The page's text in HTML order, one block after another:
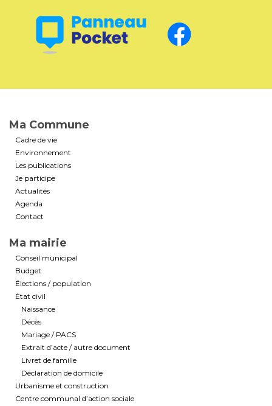
Ma Commune
Cadre de vie
Environnement
Les publications
Je participe
Actualités
Agenda
Contact
Ma mairie
Conseil municipal
Budget
Élections / population
État civil
Naissance
Décès
Mariage / PACS
Extrait d’acte / autre document
Livret de famille
Déclaration de domicile
Urbanisme et construction
Centre communal d’action sociale